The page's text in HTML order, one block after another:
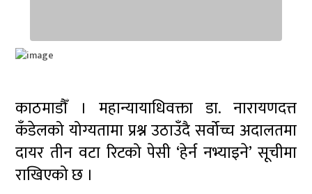
काठमाडौँ । महान्यायाधिवक्ता डा. नारायणदत्त
कँडेलको योग्यतामा प्रश्न उठाउँदै सर्वोच्च अदालतमा
दायर तीन वटा रिटको पेसी ‘हेर्न नभ्याइने’ सूचीमा
राखिएको छ ।